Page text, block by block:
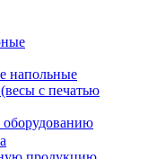
напольные
с печатью